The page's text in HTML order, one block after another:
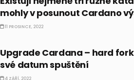
mohly v posunout Cardano
11 PROSINCE, 2022
Upgrade Cardana – hard
své datum spuštění
4 ZÁŘÍ, 2022